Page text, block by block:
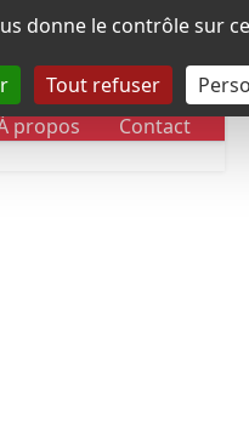
donne le contrôle sur
Tout refuser
CHRONOLOGIE
propos Contact